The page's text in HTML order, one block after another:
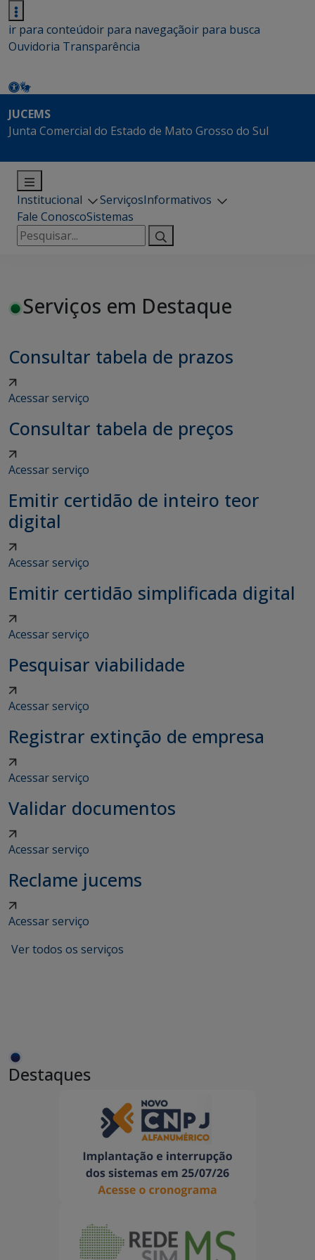
ir para conteúdoir para navegaçãoir para busca
Ouvidoria Transparência
JUCEMS
Junta Comercial do Estado de Mato Grosso do Sul
Institucional ServiçosInformativos
Fale ConoscoSistemas
Pesquisar
por:
Serviços em Destaque
Consultar tabela de prazos
Acessar serviço
Consultar tabela de preços
Acessar serviço
Emitir certidão de inteiro teor
digital
Acessar serviço
Emitir certidão simplificada digital
Acessar serviço
Pesquisar viabilidade
Acessar serviço
Registrar extinção de empresa
Acessar serviço
Validar documentos
Acessar serviço
Reclame jucems
Acessar serviço
Ver todos os serviços
Destaques